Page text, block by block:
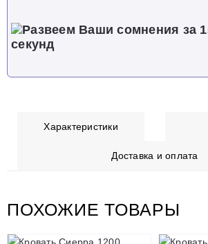
Характеристики
Доставка и оплата
ПОХОЖИЕ ТОВАРЫ